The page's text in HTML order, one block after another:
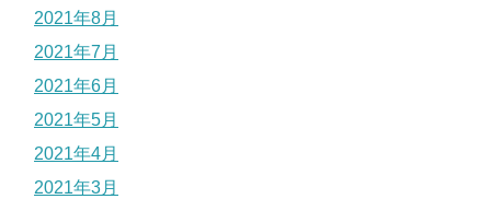
2021年8月
2021年7月
2021年6月
2021年5月
2021年4月
2021年3月